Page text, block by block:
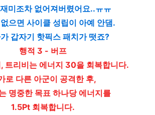
미조차 없어져버렸어요..ㅠㅠ
으면 사이클 성립이 아예 안댐.
갑자기 핫픽스 패치가 떳죠?
행적 3 - 버프
트리비는 에너지 30을 회복합니다.
로 다른 아군이 공격한 후,
명중한 목표 하나당 에너지를
1.5Pt 회복합니다.